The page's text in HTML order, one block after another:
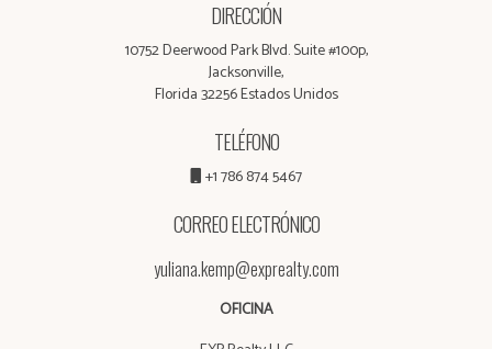
DIRECCIÓN
10752 Deerwood Park Blvd. Suite #100p,
Jacksonville,
Florida 32256 Estados Unidos
TELÉFONO
+1 786 874 5467
CORREO ELECTRÓNICO
yuliana.kemp@exprealty.com
OFICINA